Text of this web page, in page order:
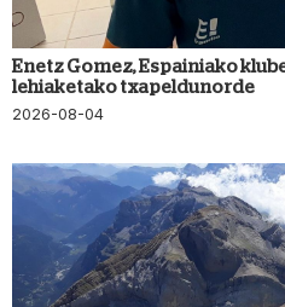
Enetz Gomez, Espainiako
lehiaketako txapeldunorde
2026-08-04